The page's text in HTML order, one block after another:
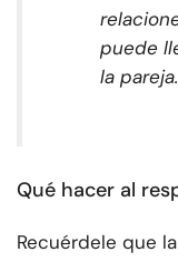
puede
la pareja.
Qué hacer al
Recuérdele que